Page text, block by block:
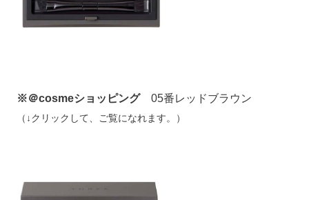
※＠cosmeショッピング 05番レッドブラウン
（↓クリックして、ご覧になれます。）